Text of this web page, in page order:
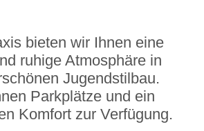
bieten wir Ihnen eine
ruhige Atmosphäre in
Jugendstilbau.
Parkplätze und ein
Komfort zur Verfügung.